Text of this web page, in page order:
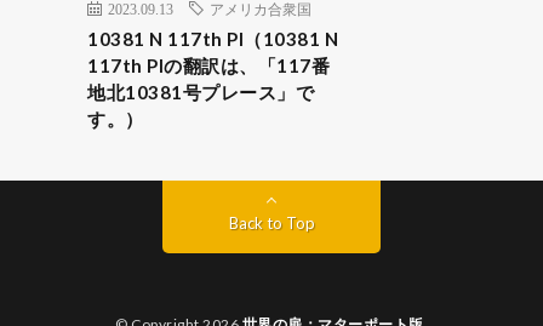
2023.09.13 アメリカ合衆国
10381 N 117th Pl（10381 N
117th Plの翻訳は、「117番
地北10381号プレース」で
す。）
Back to Top